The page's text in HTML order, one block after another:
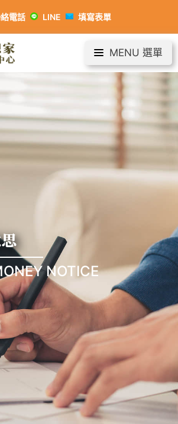
電話 LINE 填寫表單
MENU 選單
NOTICE